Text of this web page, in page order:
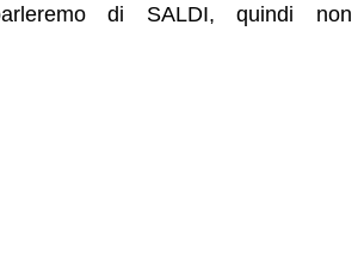
di SALDI, quindi non